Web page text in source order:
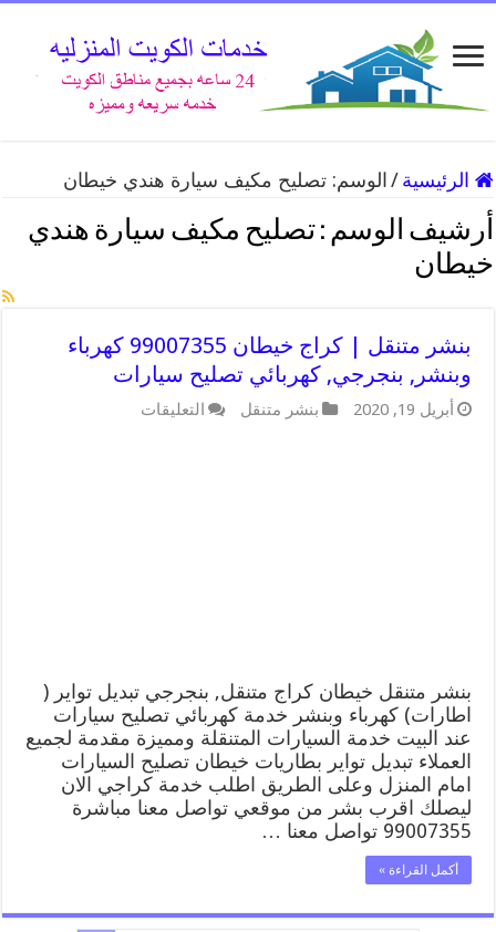
الرئيسية / الوسم:تصليح مكيف سيارة هندي خيطان
أرشيف الوسم :تصليح مكيف سيارة هندي
خيطان
بنشر متنقل | كراج خيطان 99007355 كهرباء
وبنشر, بنجرجي, كهربائي تصليح سيارات
أبريل 19, 2020 بنشر متنقل التعليقات
بنشر متنقل خيطان كراج متنقل, بنجرجي تبديل تواير (
اطارات) كهرباء وبنشر خدمة كهربائي تصليح سيارات
عند البيت خدمة السيارات المتنقلة ومميزة مقدمة لجميع
العملاء تبديل تواير بطاريات خيطان تصليح السيارات
امام المنزل وعلى الطريق اطلب خدمة كراجي الان
ليصلك اقرب بشر من موقعي تواصل معنا مباشرة
99007355 تواصل معنا …
أكمل القراءة »